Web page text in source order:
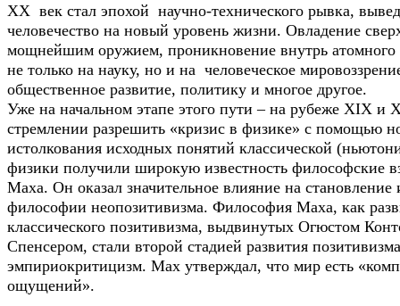
XX век стал эпохой научно-технического рывка,
человечество на новый уровень жизни. Овладение
мощнейшим оружием, проникновение внутрь атомного
не только на науку, но и на человеческое
общественное развитие, политику и многое другое.
Уже на начальном этапе этого пути – на рубеже XIX и
стремлении разрешить «кризис в физике» с помощью
истолкования исходных понятий классической
физики получили широкую известность философские
Маха. Он оказал значительное влияние на становление
философии неопозитивизма. Философия Маха, как
классического позитивизма, выдвинутых Огюстом
Спенсером, стали второй стадией развития
эмпириокритицизм. Мах утверждал, что мир есть
ощущений».